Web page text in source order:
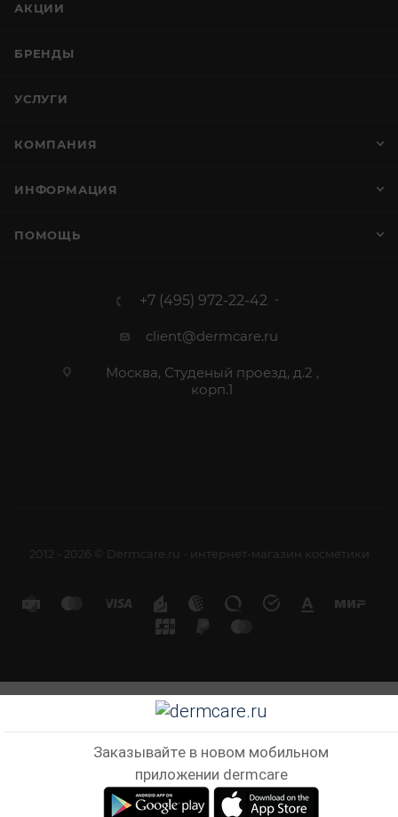
АКЦИИ
БРЕНДЫ
УСЛУГИ
КОМПАНИЯ
ИНФОРМАЦИЯ
ПОМОЩЬ
+7 (495) 972-22-42
client@dermcare.ru
Москва, Студеный проезд, д.2 ,
корп.1
2012 - 2026 © Dermcare.ru - интернет-магазин косметики
Заказывайте в новом мобильном
приложении dermcare